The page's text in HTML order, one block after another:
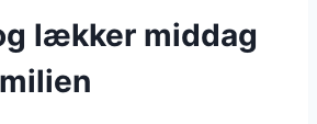
lækker middag